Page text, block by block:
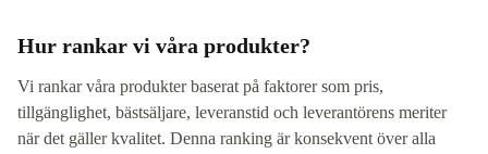
Hur rankar vi våra produkter?
Vi rankar våra produkter baserat på faktorer som pris,
tillgänglighet, bästsäljare, leveranstid och leverantörens meriter
när det gäller kvalitet. Denna ranking är konsekvent över alla